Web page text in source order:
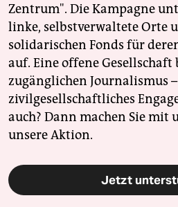
Zentrum". Die Kampagne
linke, selbstverwaltete Orte
solidarischen Fonds für
auf. Eine offene
zugänglichen Journalismus
zivilgesellschaftliches
auch? Dann machen Sie mit
unsere Aktion.
Jetzt